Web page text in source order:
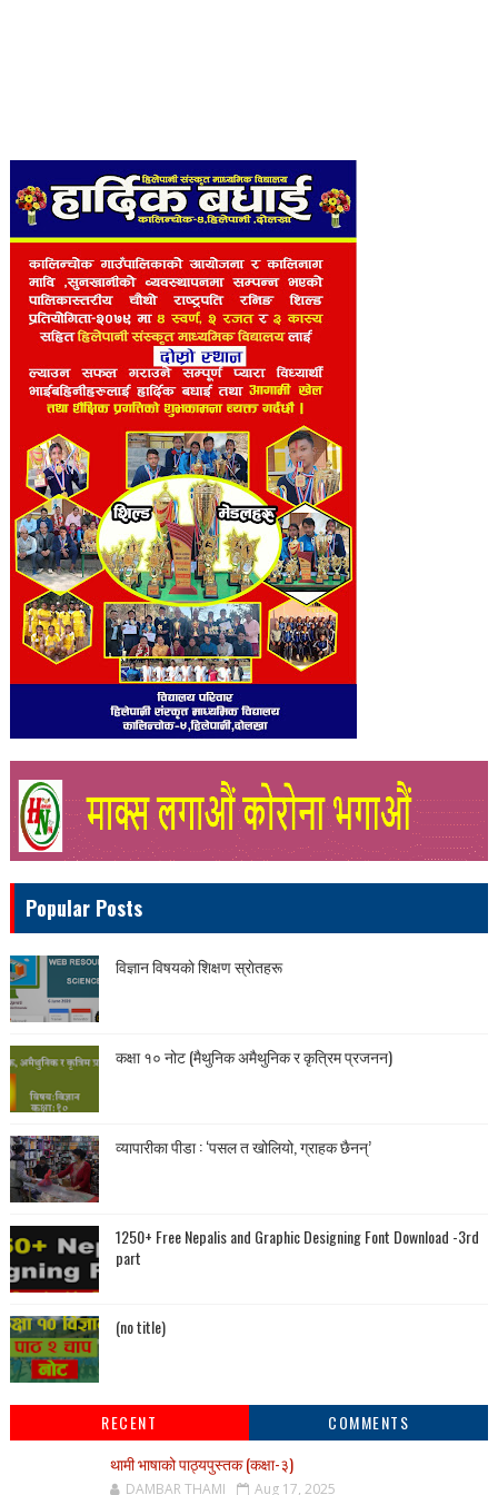
Popular Posts
विज्ञान विषयकाे शिक्षण स्राेतहरू
कक्षा १० नोट (मैथुनिक अमैथुनिक र कृत्रिम प्रजनन)
व्यापारीका पीडा : ‘पसल त खोलियो, ग्राहक छैनन्’
1250+ Free Nepalis and Graphic Designing Font Download -3rd
part
(no title)
RECENT
COMMENTS
थामी भाषाको पाठ्यपुस्तक (कक्षा-३)
DAMBAR THAMI Aug 17, 2025